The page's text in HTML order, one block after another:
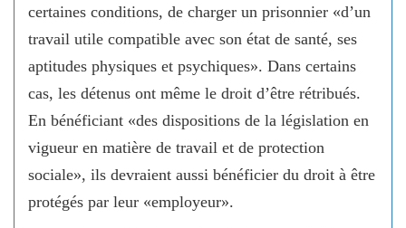
certaines conditions, de charger un prisonnier «d’un
travail utile compatible avec son état de santé, ses
aptitudes physiques et psychiques». Dans certains
cas, les détenus ont même le droit d’être rétribués.
En bénéficiant «des dispositions de la législation en
vigueur en matière de travail et de protection
sociale», ils devraient aussi bénéficier du droit à être
protégés par leur «employeur».